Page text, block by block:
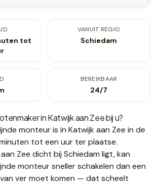
tot
VANUIT REGIO
Schiedam
BEREIKBAAR
24/7
inKatwijk aan Zeebij u?
monteur is in Katwijk aan Zee in de
tot een uur ter plaatse.
Zee dicht bij Schiedam ligt, kan
monteur sneller schakelen dan een
ver moet komen — dat scheelt